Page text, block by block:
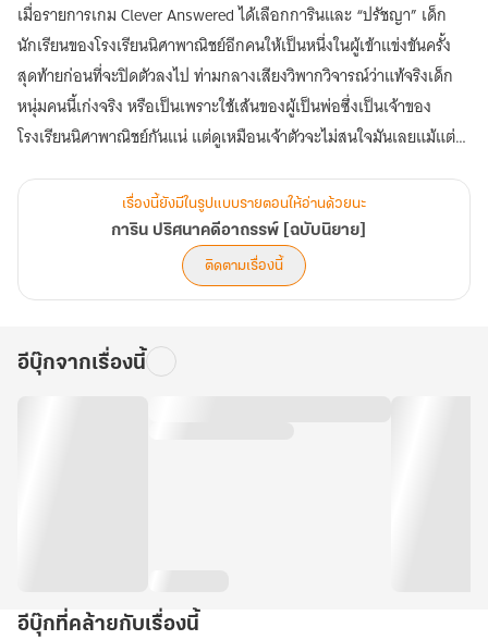
เมื่อรายการเกม Clever Answered ได้เลือกการินและ “ปรัชญา” เด็ก
นักเรียนของโรงเรียนนิศาพาณิชย์อีกคนให้เป็นหนึ่งในผู้เข้าแข่งขันครั้ง
สุดท้ายก่อนที่จะปิดตัวลงไป ท่ามกลางเสียงวิพากวิจารณ์ว่าแท้จริงเด็ก
หนุ่มคนนี้เก่งจริง หรือเป็นเพราะใช้เส้นของผู้เป็นพ่อซึ่งเป็นเจ้าของ
โรงเรียนนิศาพาณิชย์กันแน่ แต่ดูเหมือนเจ้าตัวจะไม่สนใจมันเลยแม้แต่
ทว่าข่าวเรื่องการินที่ได้รับคัดเลือกให้เข้าแข่งขันเกม Clever Answered
นั้นได้สร้างความสนใจให้กับเด็กหนุ่ม “โชติกาล” ผู้ที่เรียนอยู่โรงเรียน
เตรียมดำรงพัฒนาการ ที่ต้องการอยากจะมาเจอหน้าการิน แต่ถึงอย่าง
นั้นเด็กหนุ่มคนนี้ก็ยังคงปฏิเสธการเข้าร่วมการแข่งขันเกม Clever
จากผู้อำนวยการนรินทร์เกี่ยวกับว่าแม่ของการินได้พยายามฆ่าการินในวัย
เด็กจึงทำให้เขาเติบโตมาเป็นเช่นนี้
ทว่าสิ่งที่รอคอยการินอยู่กลับไม่ใช่รายการเกม Clever Answered หาก
เรื่องนี้ยังมีในรูปแบบรายตอนให้อ่านด้วยนะ
การิน ปริศนาคดีอาถรรพ์ [ฉบับนิยาย]
ติดตามเรื่องนี้
อีบุ๊กจากเรื่องนี้
อีบุ๊กที่คล้ายกับเรื่องนี้